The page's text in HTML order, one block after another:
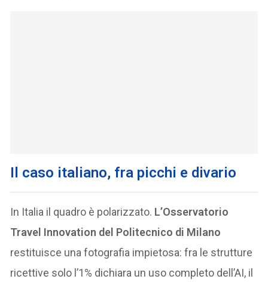
Il caso italiano, fra picchi e divario
In Italia il quadro è polarizzato. L’Osservatorio
Travel Innovation del Politecnico di Milano
restituisce una fotografia impietosa: fra le strutture
ricettive solo l’1% dichiara un uso completo dell’AI, il